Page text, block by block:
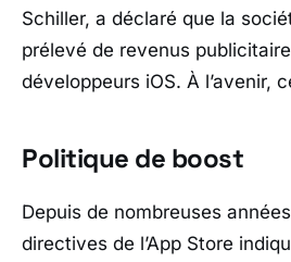
Schiller, a déclaré que la
prélevé de revenus
développeurs iOS. À l’avenir,
Politique de boost
Depuis de nombreuses
directives de l’App Store